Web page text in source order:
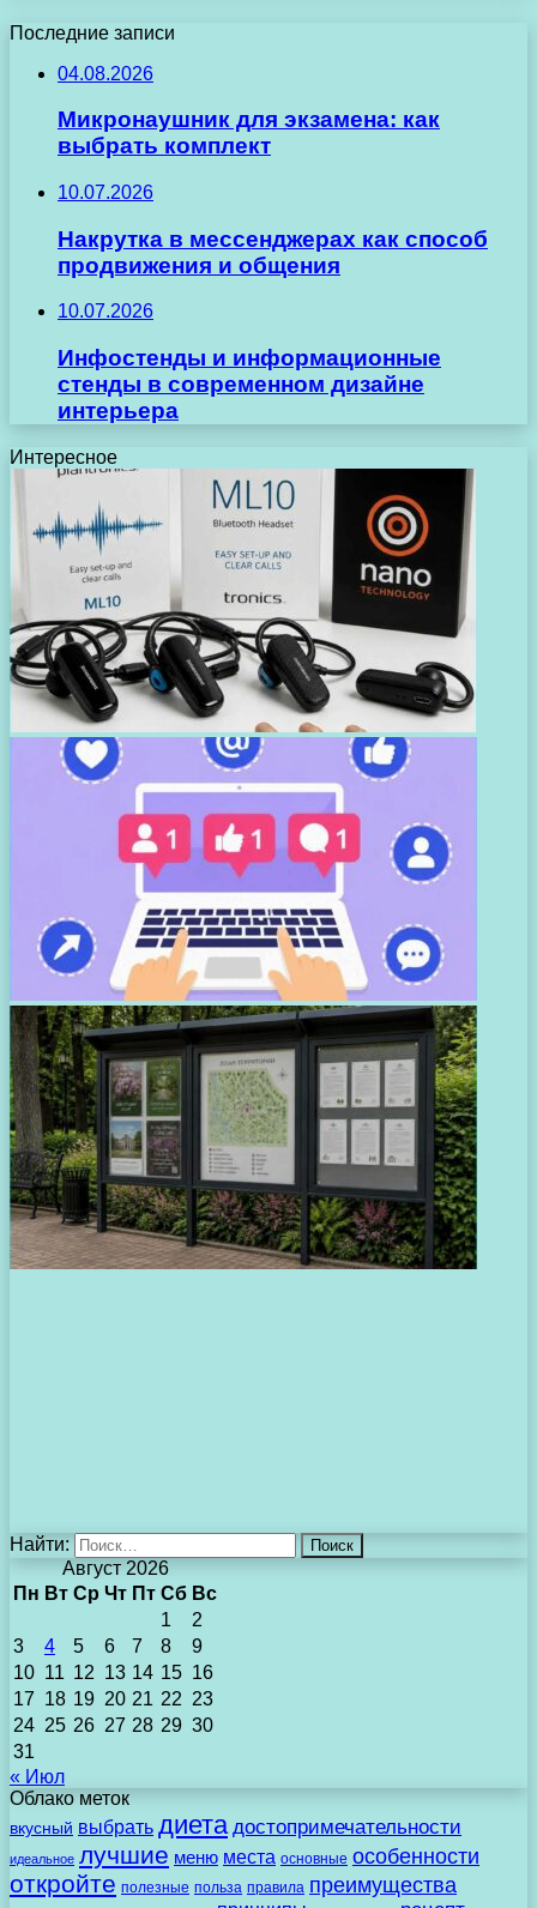
Последние записи
04.08.2026
Микронаушник для экзамена: как
выбрать комплект
10.07.2026
Накрутка в мессенджерах как способ
продвижения и общения
10.07.2026
Инфостенды и информационные
стенды в современном дизайне
интерьера
Интересное
Найти:
Август 2026
Пн Вт Ср Чт Пт Сб Вс
1
2
3
4 5 6 7 8
9
10 11 12 13 14 15 16
17 18 19 20 21 22 23
24 25 26 27 28 29 30
31
« Июл
Облако меток
вкусный выбрать диета достопримечательности
идеальное лучшие меню места основные особенности
откройте полезные польза правила преимущества